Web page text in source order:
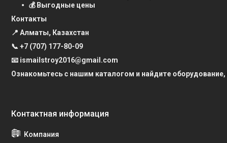
💰 Выгодные цены
Контакты
📍 Алматы, Казахстан
📞 +7 (707) 177-80-09
📧 ismailstroy2016@gmail.com
Ознакомьтесь с нашим каталогом и найдите